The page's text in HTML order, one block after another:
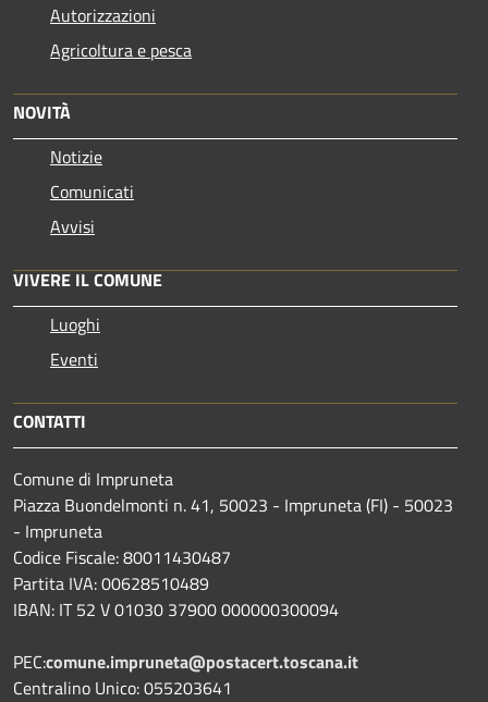
Autorizzazioni
Agricoltura e pesca
NOVITÀ
Notizie
Comunicati
Avvisi
VIVERE IL COMUNE
Luoghi
Eventi
CONTATTI
Comune di Impruneta
Piazza Buondelmonti n. 41, 50023 - Impruneta (FI) - 50023
- Impruneta
Codice Fiscale: 80011430487
Partita IVA: 00628510489
IBAN: IT 52 V 01030 37900 000000300094
PEC:comune.impruneta@postacert.toscana.it
Centralino Unico: 055203641